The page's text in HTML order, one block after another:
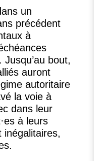
un
précédent
à
bout,
auront
autoritaire
la voie à
dans leur
·es à leurs
inégalitaires,